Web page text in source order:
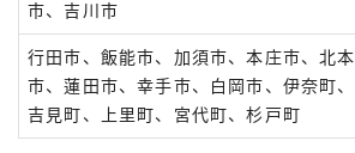
市、吉川市
行田市、飯能市、加須市、本庄市、北本
市、蓮田市、幸手市、白岡市、伊奈町、
吉見町、上里町、宮代町、杉戸町